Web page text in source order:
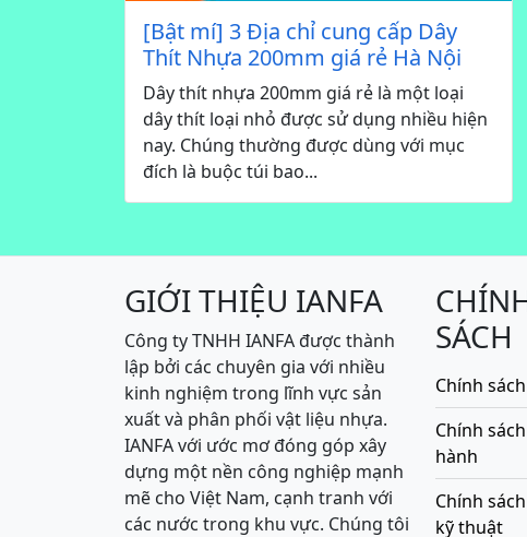
[Bật mí] 3 Địa chỉ cung cấp Dây
Thít Nhựa 200mm giá rẻ Hà Nội
Dây thít nhựa 200mm giá rẻ là một loại
dây thít loại nhỏ được sử dụng nhiều hiện
nay. Chúng thường được dùng với mục
đích là buộc túi bao...
GIỚI THIỆU IANFA
Công ty TNHH IANFA được thành
lập bởi các chuyên gia với nhiều
kinh nghiệm trong lĩnh vực sản
xuất và phân phối vật liệu nhựa.
IANFA với ước mơ đóng góp xây
dựng một nền công nghiệp mạnh
mẽ cho Việt Nam, cạnh tranh với
các nước trong khu vực. Chúng tôi
SÁCH
Chính
Chính
hành
Chính
kỹ thuật